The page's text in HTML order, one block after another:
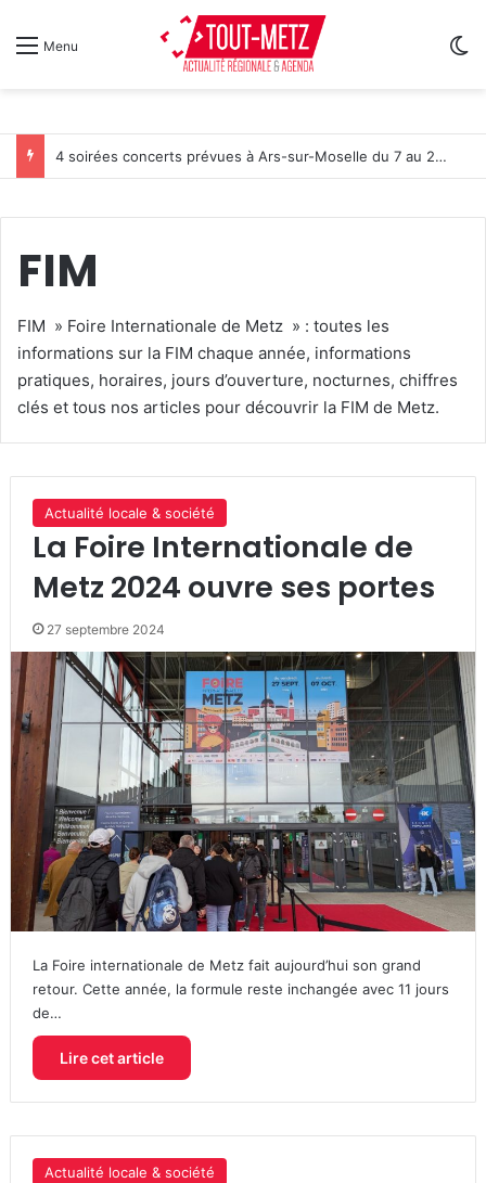
Menu
4 soirées concerts prévues à Ars-sur-Moselle du 7 au 28 août 2026
FIM
FIM » Foire Internationale de Metz » : toutes les
informations sur la FIM chaque année, informations
pratiques, horaires, jours d’ouverture, nocturnes, chiffres
clés et tous nos articles pour découvrir la FIM de Metz.
Actualité locale & société
La Foire Internationale de
Metz 2024 ouvre ses portes
27 septembre 2024
La Foire internationale de Metz fait aujourd’hui son grand
retour. Cette année, la formule reste inchangée avec 11 jours
de…
Lire cet article
Actualité locale & société